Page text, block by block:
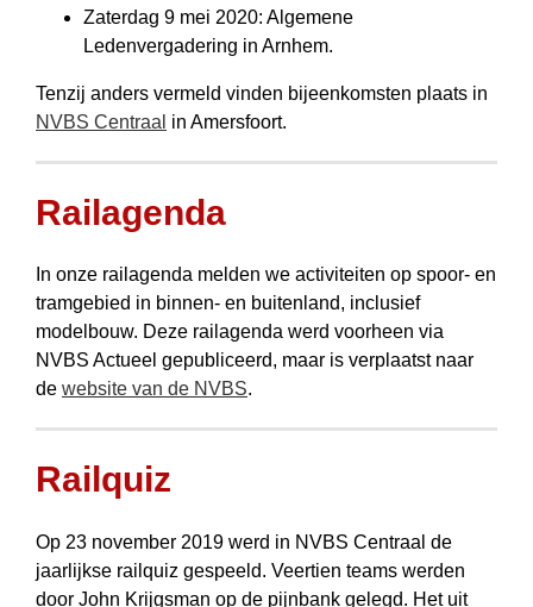
Zaterdag 9 mei 2020: Algemene
Ledenvergadering in Arnhem.
Tenzij anders vermeld vinden bijeenkomsten plaats in
NVBS Centraal in Amersfoort.
Railagenda
In onze railagenda melden we activiteiten op spoor- en
tramgebied in binnen- en buitenland, inclusief
modelbouw. Deze railagenda werd voorheen via
NVBS Actueel gepubliceerd, maar is verplaatst naar
de website van de NVBS.
Railquiz
Op 23 november 2019 werd in NVBS Centraal de
jaarlijkse railquiz gespeeld. Veertien teams werden
door John Krijgsman op de pijnbank gelegd. Het uit